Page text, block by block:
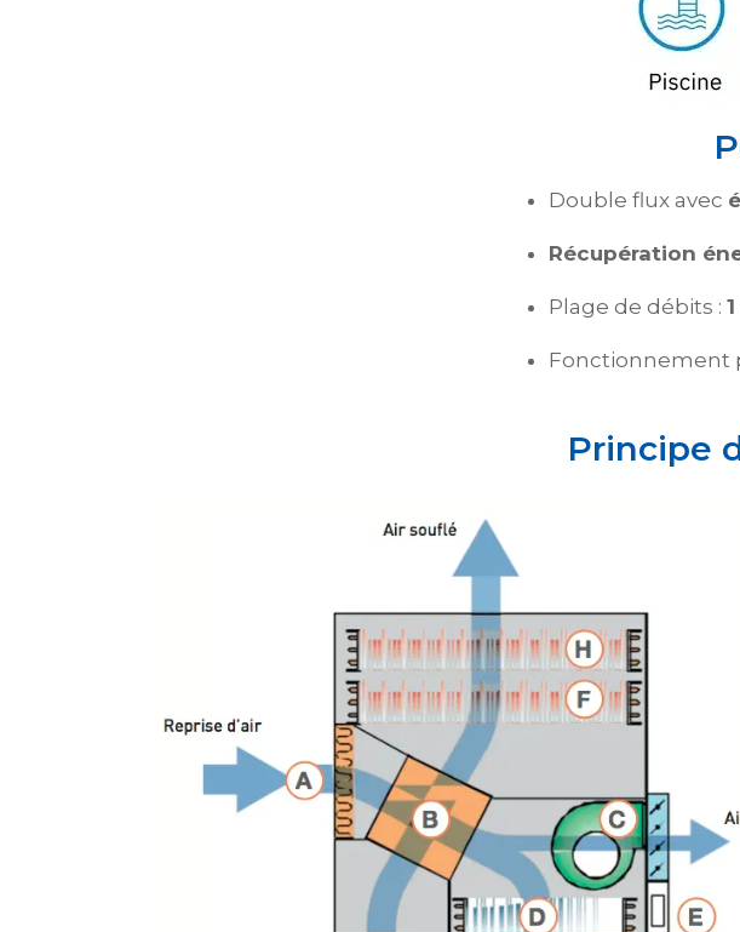
Double flux avec
Récupération
Plage de débits :
Fonctionnement
Principe